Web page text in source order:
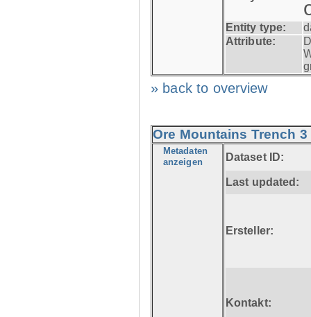
Entity type:
Attribute:
» back to overview
Ore Mountains Trench
Metadaten
anzeigen Dataset ID:
Last updated:
Ersteller:
Kontakt: